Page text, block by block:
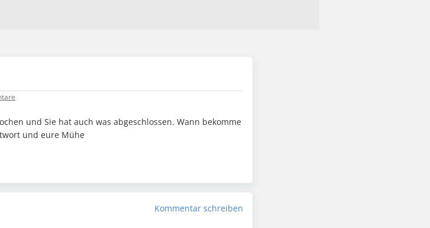
und Sie hat auch was abgeschlossen. Wann bekomme
und eure Mühe
Kommentar schreiben